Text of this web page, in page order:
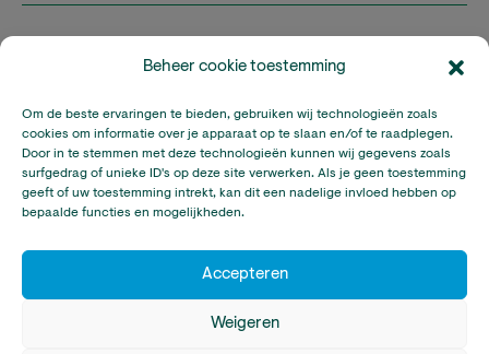
Beheer cookie toestemming
Om de beste ervaringen te bieden, gebruiken wij technologieën zoals
cookies om informatie over je apparaat op te slaan en/of te raadplegen.
Door in te stemmen met deze technologieën kunnen wij gegevens zoals
surfgedrag of unieke ID's op deze site verwerken. Als je geen toestemming
geeft of uw toestemming intrekt, kan dit een nadelige invloed hebben op
bepaalde functies en mogelijkheden.
Accepteren
Weigeren
Nederland Verenigd Koninkrijk Verenigde Staten
Climate Stewards is onderdeel van Stichting A Rocha Nederland,
een geregistreerd goed doel in Nederland (RSIN: 815032924).
© Copyright Climate Stewards Ltd. – All rights reserved.